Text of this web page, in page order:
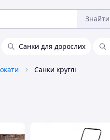
Знайти
Санки для дорослих
Санки круглі